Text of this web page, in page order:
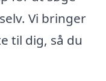
Vi bringer
til dig, så du